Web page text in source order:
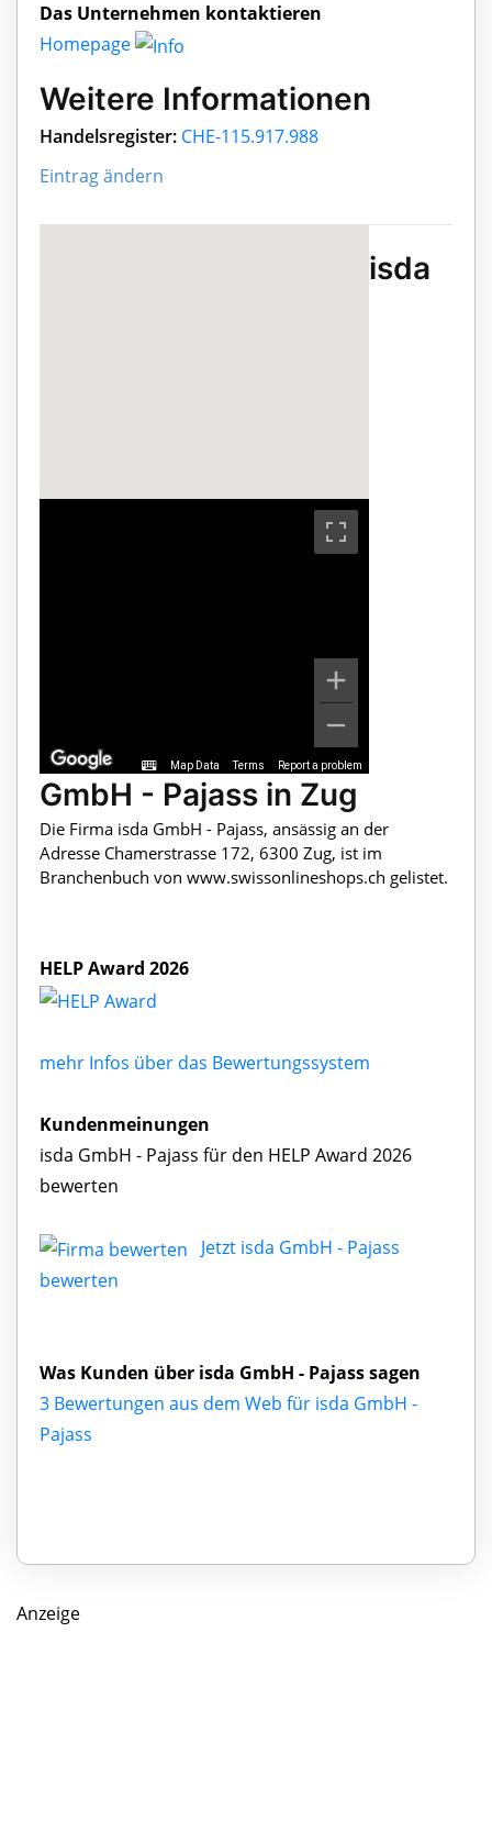
Das Unternehmen kontaktieren
Homepage
Weitere Informationen
Handelsregister: CHE-115.917.988
Eintrag ändern
Map Data Terms Report a problem
isda
GmbH - Pajass in Zug
Die Firma isda GmbH - Pajass, ansässig an der
Adresse Chamerstrasse 172, 6300 Zug, ist im
Branchenbuch von www.swissonlineshops.ch gelistet.
HELP Award 2026
mehr Infos über das Bewertungssystem
Kundenmeinungen
isda GmbH - Pajass für den HELP Award 2026
bewerten
Jetzt isda GmbH - Pajass
bewerten
Was Kunden über isda GmbH - Pajass sagen
3 Bewertungen aus dem Web für isda GmbH -
Pajass
Anzeige